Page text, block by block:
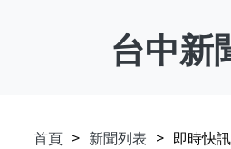
台中新
首頁 新聞列表 即時快訊